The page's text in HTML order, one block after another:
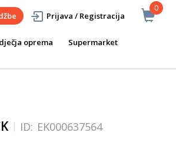
0
Prijava / Registracija
oprema Supermarket
ID: EK000637564